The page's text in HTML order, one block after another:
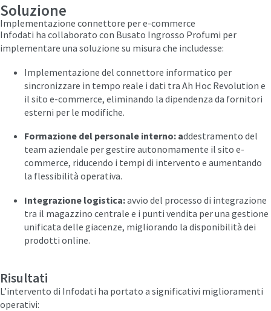
Soluzione
Implementazione connettore per e-commerce
Infodati ha collaborato con Busato Ingrosso Profumi per
implementare una soluzione su misura che includesse:
Implementazione del connettore informatico per
sincronizzare in tempo reale i dati tra Ah Hoc Revolution e
il sito e-commerce, eliminando la dipendenza da fornitori
esterni per le modifiche.
Formazione del personale interno: addestramento del
team aziendale per gestire autonomamente il sito e-
commerce, riducendo i tempi di intervento e aumentando
la flessibilità operativa.
Integrazione logistica:avvio del processo di integrazione
tra il magazzino centrale e i punti vendita per una gestione
unificata delle giacenze, migliorando la disponibilità dei
prodotti online.
Risultati
L’intervento di Infodati ha portato a significativi miglioramenti
operativi:​